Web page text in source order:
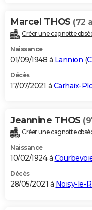
Marcel THOS (72
Créer une cagnotte
Naissance
01/09/1948 à Lannion (
Décès
17/07/2021 à Carhaix-
Jeannine THOS
Créer une cagnotte
Naissance
10/02/1924 à
Décès
28/05/2021 à Noisy-le-